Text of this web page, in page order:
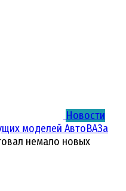
Новости
моделей АвтоВАЗа
немало новых